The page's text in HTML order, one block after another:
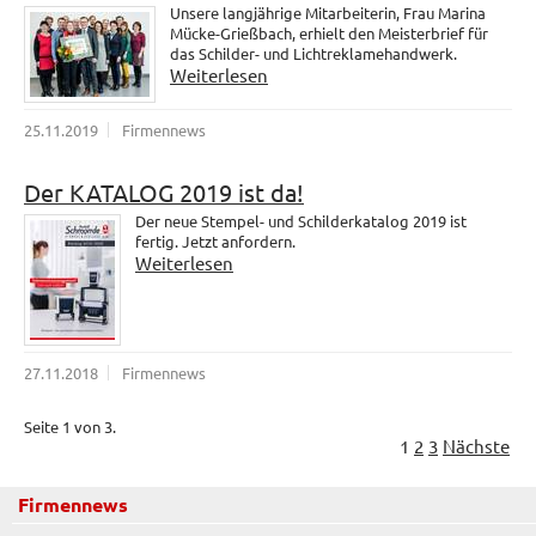
Unsere langjährige Mitarbeiterin, Frau Marina
Mücke-Grießbach, erhielt den Meisterbrief für
das Schilder- und Lichtreklamehandwerk.
Weiterlesen
25.11.2019 Firmennews
Der KATALOG 2019 ist da!
Der neue Stempel- und Schilderkatalog 2019 ist
fertig. Jetzt anfordern.
Weiterlesen
27.11.2018 Firmennews
Seite 1 von 3.
1 2 3 Nächste
Firmennews